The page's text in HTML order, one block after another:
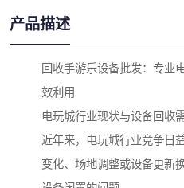
产品描述
回收手游乐设备批发：专业
效利用
电玩城行业现状与设备回收
近年来，电玩城行业竞争日
变化、场地调整或设备更新